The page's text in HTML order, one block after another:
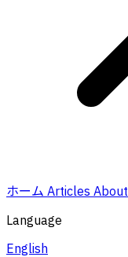
ホーム Articles About
Language
English